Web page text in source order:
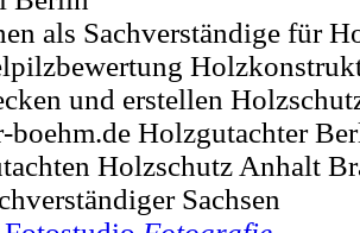
als Sachverständige für
und erstellen
boehm.de Holzgutachter
Holzschutz Anhalt
Sachsen